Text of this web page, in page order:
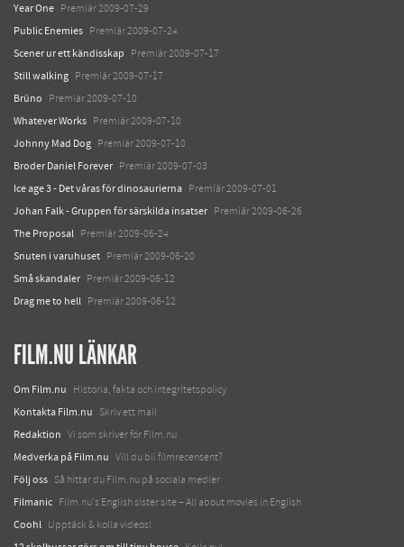
Year One Premiär 2009-07-29
Public Enemies Premiär 2009-07-24
Scener ur ett kändisskap Premiär 2009-07-17
Still walking Premiär 2009-07-17
Brüno Premiär 2009-07-10
Whatever Works Premiär 2009-07-10
Johnny Mad Dog Premiär 2009-07-10
Broder Daniel Forever Premiär 2009-07-03
Ice age 3 - Det våras för dinosaurierna Premiär 2009-07-01
Johan Falk - Gruppen för särskilda insatser Premiär 2009-06-26
The Proposal Premiär 2009-06-24
Snuten i varuhuset Premiär 2009-06-20
Små skandaler Premiär 2009-06-12
Drag me to hell Premiär 2009-06-12
FILM.NU LÄNKAR
Om Film.nu Historia, fakta och integritetspolicy
Kontakta Film.nu Skriv ett mail
Redaktion Vi som skriver för Film.nu
Medverka på Film.nu Vill du bli filmrecensent?
Följ oss Så hittar du Film.nu på sociala medier
Filmanic Film.nu's English sister site – All about movies in English
Coohl Upptäck & kolla videos!